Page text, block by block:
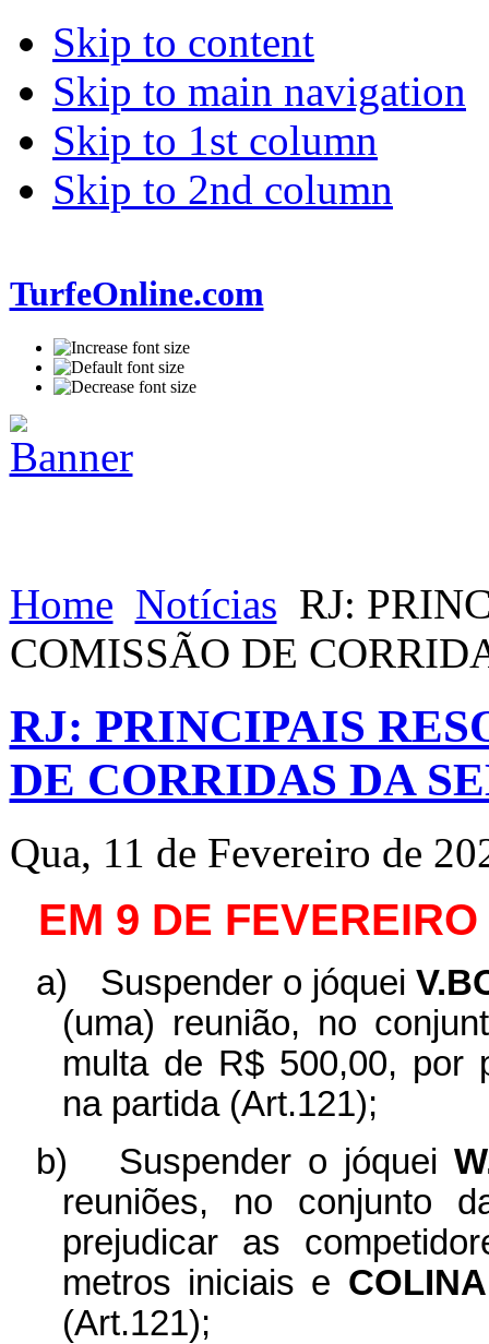
Skip to content
Skip to main navigation
Skip to 1st column
Skip to 2nd column
TurfeOnline.com
Home Notícias RJ:
COMISSÃO DE
RJ: PRINCIPAIS
DE CORRIDAS DA
Qua, 11 de Fevereiro de
EM 9 DE
a) Suspender o jóquei
(uma) reunião, no
multa de R$ 500,00, por
na partida (Art.121);
b)
Suspender o jóquei
reuniões, no conjunto
prejudicar as
metros iniciais e
(Art.121);